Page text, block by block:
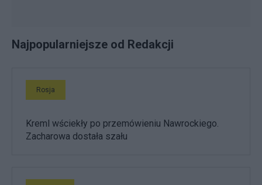
Najpopularniejsze od Redakcji
Rosja
Kreml wściekły po przemówieniu Nawrockiego.
Zacharowa dostała szału